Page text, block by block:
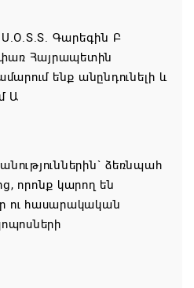
Գարեգին Բ
Հայրապետին
ենք անընդունելի և
Ա
ձեռնպահ
որոնք կարող են
ու հասարակական